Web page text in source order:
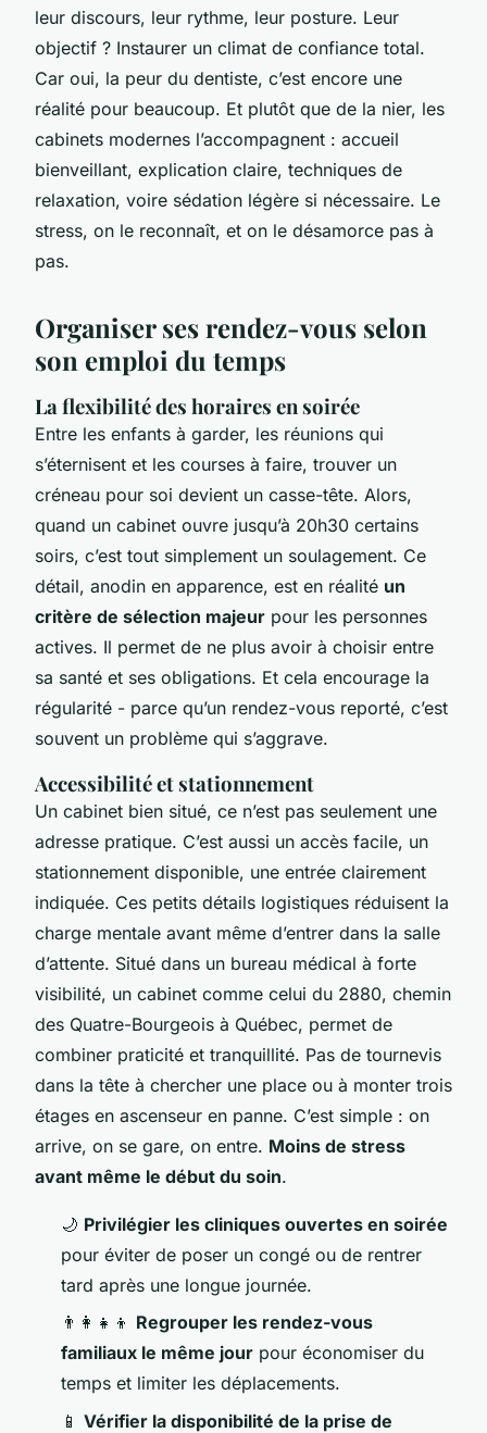
leur discours, leur rythme, leur posture. Leur
objectif ? Instaurer un climat de confiance total.
Car oui, la peur du dentiste, c’est encore une
réalité pour beaucoup. Et plutôt que de la nier, les
cabinets modernes l’accompagnent : accueil
bienveillant, explication claire, techniques de
relaxation, voire sédation légère si nécessaire. Le
stress, on le reconnaît, et on le désamorce pas à
pas.
Organiser ses rendez-vous selon
son emploi du temps
La flexibilité des horaires en soirée
Entre les enfants à garder, les réunions qui
s’éternisent et les courses à faire, trouver un
créneau pour soi devient un casse-tête. Alors,
quand un cabinet ouvre jusqu’à 20h30 certains
soirs, c’est tout simplement un soulagement. Ce
détail, anodin en apparence, est en réalité un
critère de sélection majeur pour les personnes
actives. Il permet de ne plus avoir à choisir entre
sa santé et ses obligations. Et cela encourage la
régularité - parce qu’un rendez-vous reporté, c’est
souvent un problème qui s’aggrave.
Accessibilité et stationnement
Un cabinet bien situé, ce n’est pas seulement une
adresse pratique. C’est aussi un accès facile, un
stationnement disponible, une entrée clairement
indiquée. Ces petits détails logistiques réduisent la
charge mentale avant même d’entrer dans la salle
d’attente. Situé dans un bureau médical à forte
visibilité, un cabinet comme celui du 2880, chemin
des Quatre-Bourgeois à Québec, permet de
combiner praticité et tranquillité. Pas de tournevis
dans la tête à chercher une place ou à monter trois
étages en ascenseur en panne. C’est simple : on
arrive, on se gare, on entre. Moins de stress
avant même le début du soin.
🌙 Privilégier les cliniques ouvertes en soirée
pour éviter de poser un congé ou de rentrer
tard après une longue journée.
👨‍👩‍👧‍👦 Regrouper les rendez-vous
familiaux le même jour pour économiser du
temps et limiter les déplacements.
📱 Vérifier la disponibilité de la prise de